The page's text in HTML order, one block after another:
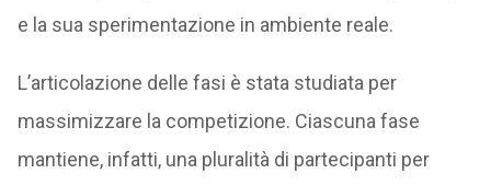
e la sua sperimentazione in ambiente reale.
L’articolazione delle fasi è stata studiata per
massimizzare la competizione. Ciascuna fase
mantiene, infatti, una pluralità di partecipanti per